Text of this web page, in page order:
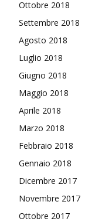
Ottobre 2018
Settembre 2018
Agosto 2018
Luglio 2018
Giugno 2018
Maggio 2018
Aprile 2018
Marzo 2018
Febbraio 2018
Gennaio 2018
Dicembre 2017
Novembre 2017
Ottobre 2017